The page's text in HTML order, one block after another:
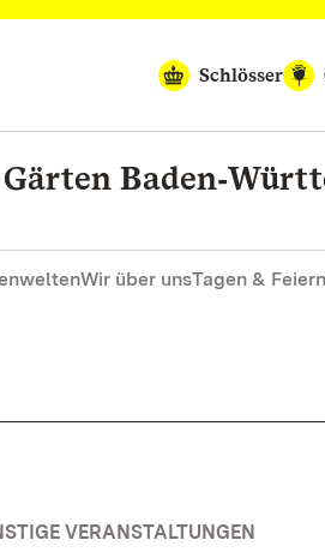
Schlösser
Wir über unsTagen & Feiern
VERANSTALTUNGEN